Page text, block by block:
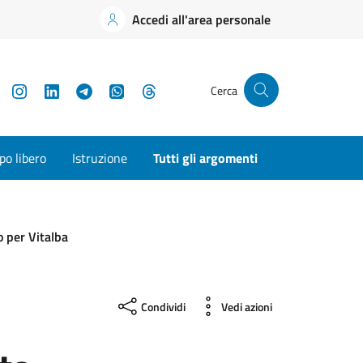
Accedi all'area personale
InstagramLinkedInTelegramWhatsApp Cerca
libero Istruzione Tutti gli argomenti
per Vitalba
Condividi Vedi azioni